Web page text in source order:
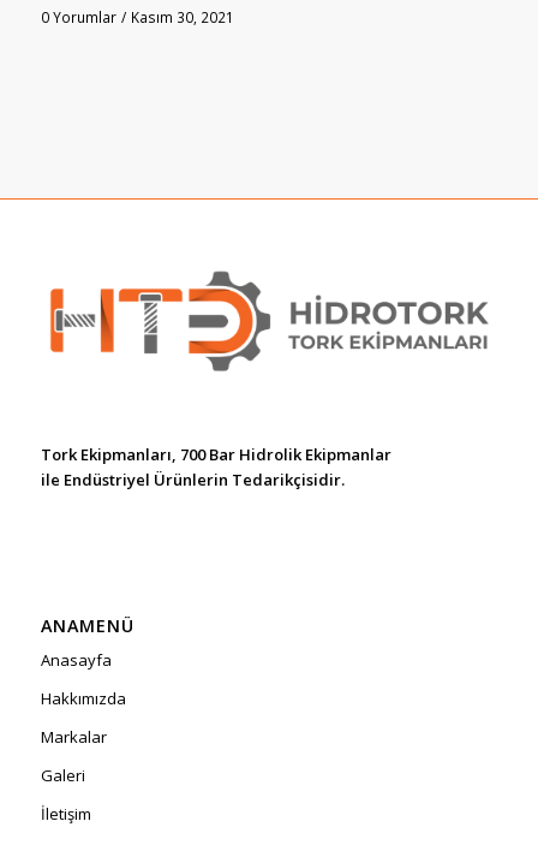
0 Yorumlar / Kasım 30, 2021
Tork Ekipmanları, 700 Bar Hidrolik Ekipmanlar
ile Endüstriyel Ürünlerin Tedarikçisidir.
ANAMENÜ
Anasayfa
Hakkımızda
Markalar
Galeri
İletişim